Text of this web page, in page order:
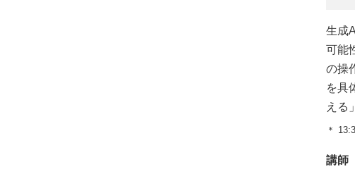
生成
可能
の操
を具
える
＊
講師